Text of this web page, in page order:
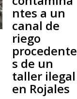
ntes a un
canal de
riego
procedente
s de un
taller ilegal
en Rojales